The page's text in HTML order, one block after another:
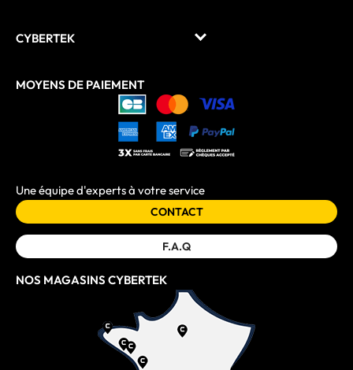
CYBERTEK
MOYENS DE PAIEMENT
Une équipe d'experts à votre service
CONTACT
F.A.Q
NOS MAGASINS CYBERTEK